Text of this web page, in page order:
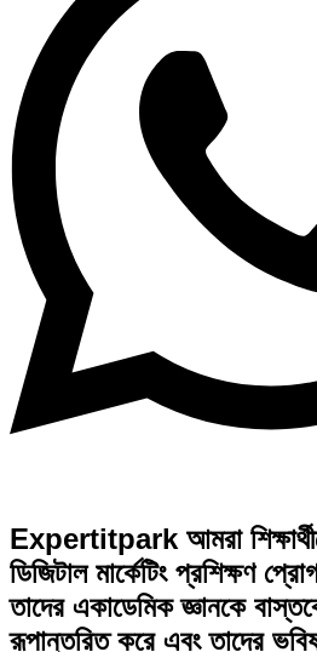
Expertitpark আমরা
ডিজিটাল মার্কেটিং প্রশিক্ষণ
তাদের একাডেমিক জ্ঞানকে
রূপান্তরিত করে এবং তাদের